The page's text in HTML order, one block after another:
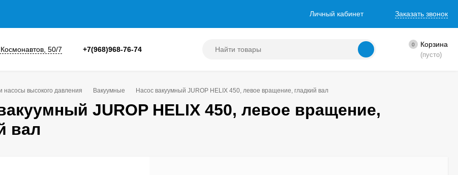
Личный кабинет Заказать звонок
50/7 +7(968)968-76-74
0 Корзина
(пусто)
насосы высокого давления Вакуумные Насос вакуумный JUROP HELIX 450, левое вращение, гладкий вал
JUROP HELIX 450, левое вращение,
вал